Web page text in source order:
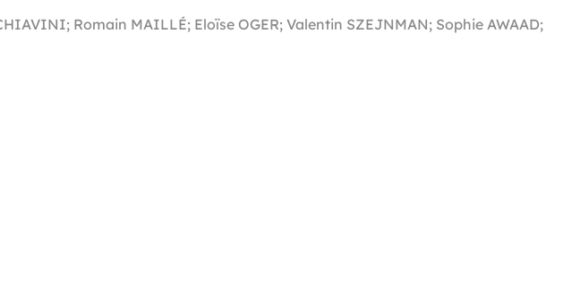
Romain MAILLÉ; Eloïse OGER; Valentin SZEJNMAN; Sophie AWAAD;